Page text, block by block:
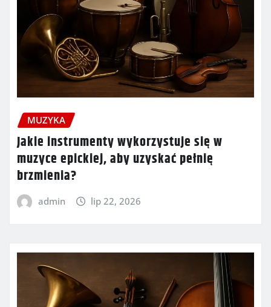
MUZYKA
Jakie instrumenty wykorzystuje się w
muzyce epickiej, aby uzyskać pełnię
brzmienia?
admin lip 22, 2026